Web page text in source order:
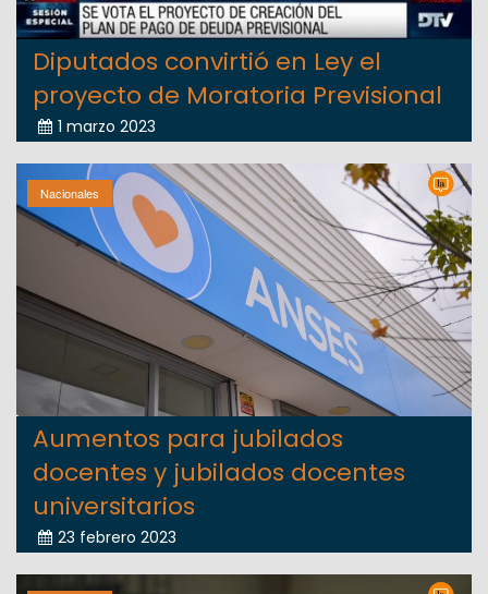
Diputados convirtió en Ley el
proyecto de Moratoria Previsional
1 marzo 2023
Nacionales
Aumentos para jubilados
docentes y jubilados docentes
universitarios
23 febrero 2023